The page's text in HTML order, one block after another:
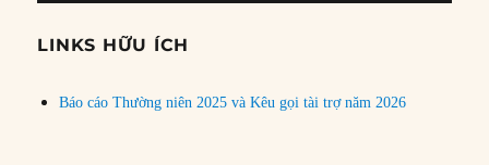
đề
LINKS HỮU ÍCH
Báo cáo Thường niên 2025 và Kêu gọi tài trợ năm 2026